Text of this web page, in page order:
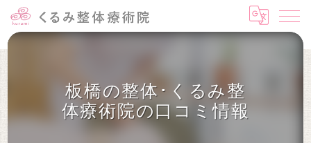
板橋の整体･くるみ整
体療術院の口コミ情報